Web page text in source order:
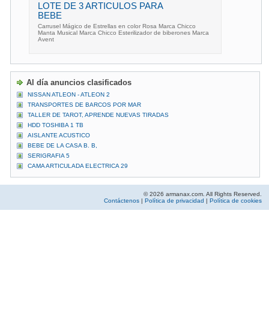
LOTE DE 3 ARTICULOS PARA
BEBE
Carrusel Mágico de Estrellas en color Rosa Marca Chicco
Manta Musical Marca Chicco Esterilizador de biberones Marca
Avent
Al día anuncios clasificados
NISSAN ATLEON - ATLEON 2
TRANSPORTES DE BARCOS POR MAR
TALLER DE TAROT, APRENDE NUEVAS TIRADAS
HDD TOSHIBA 1 TB
AISLANTE ACUSTICO
BEBE DE LA CASA B. B,
SERIGRAFIA 5
CAMA ARTICULADA ELECTRICA 29
© 2026 armanax.com. All Rights Reserved.
Contáctenos | Política de privacidad | Política de cookies